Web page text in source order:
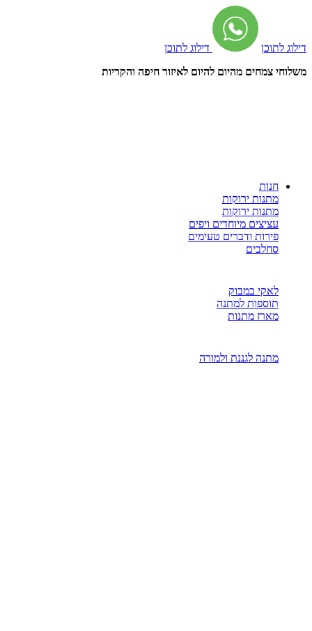
דילוג לתוכן
דילוג לתוכן
משלוחי צמחים מהיום להיום לאיזור חיפה והקריות
חנות
מתנות ירוקות
מתנות ירוקות
עציצים מיוחדים ויפים
פירות ודברים טעימים
סחלבים
לאקי במבוק
תוספות למתנה
מארז מתנות
מתנה לגננת ולמורה